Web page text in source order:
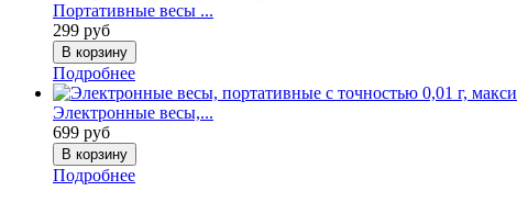
Портативные весы ...
299 руб
Подробнее
Электронные весы,...
699 руб
Подробнее